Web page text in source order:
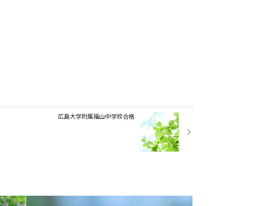
広島大学附属福山中学校合格